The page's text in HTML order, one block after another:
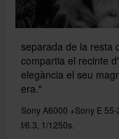
separada de la resta
compartia el recinte
elegància el seu
era."
Sony A6000 +Sony E
f/6.3, 1/1250s.